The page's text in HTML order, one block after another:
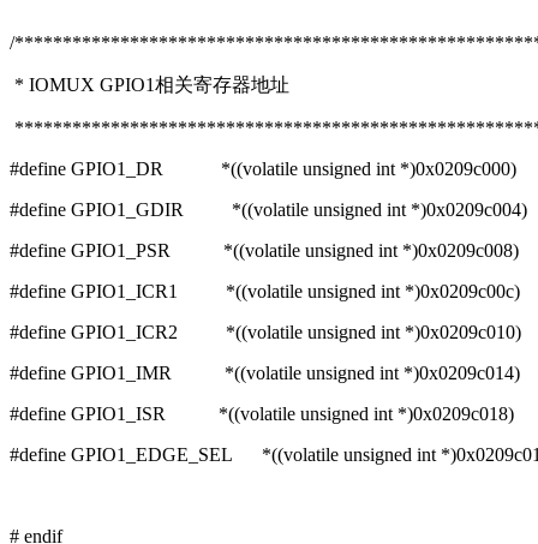
/
* IOMUX GPIO1相关寄存器地址
#define GPIO1_DR *((volatile unsigned int *)0x0209c000)
#define GPIO1_GDIR *((volatile unsigned int *)0x0209c004)
#define GPIO1_PSR *((volatile unsigned int *)0x0209c008)
#define GPIO1_ICR1 *((volatile unsigned int *)0x0209c00c)
#define GPIO1_ICR2 *((volatile unsigned int *)0x0209c010)
#define GPIO1_IMR *((volatile unsigned int *)0x0209c014)
#define GPIO1_ISR *((volatile unsigned int *)0x0209c018)
#define GPIO1_EDGE_SEL *((volatile unsigned int
# endif